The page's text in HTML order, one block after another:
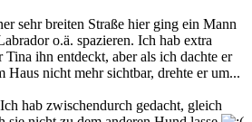
sehr breiten Straße hier ging ein Mann
o.ä. spazieren. Ich hab extra
Tina ihn entdeckt, aber als ich dachte er
Haus nicht mehr sichtbar, drehte er um...
hab zwischendurch gedacht, gleich